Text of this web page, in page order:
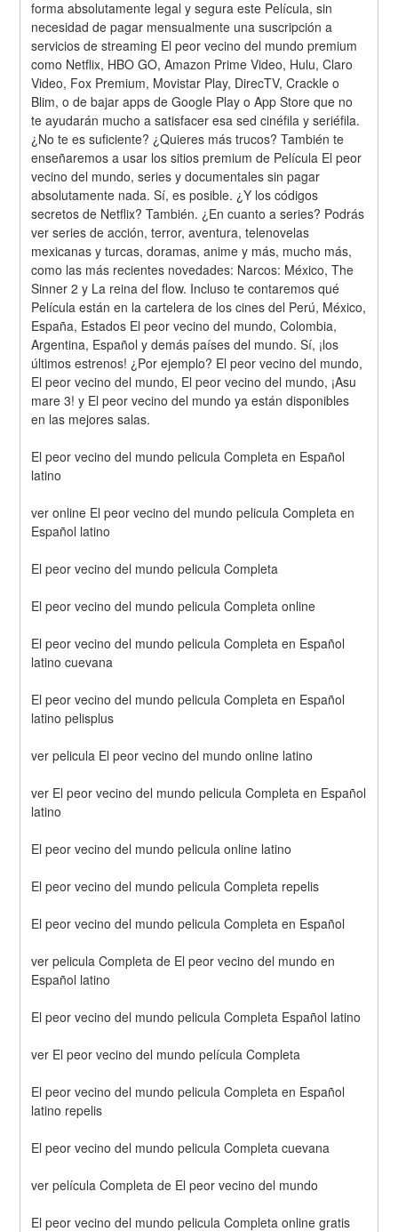
forma absolutamente legal y segura este Película, sin
necesidad de pagar mensualmente una suscripción a
servicios de streaming El peor vecino del mundo premium
como Netflix, HBO GO, Amazon Prime Video, Hulu, Claro
Video, Fox Premium, Movistar Play, DirecTV, Crackle o
Blim, o de bajar apps de Google Play o App Store que no
te ayudarán mucho a satisfacer esa sed cinéfila y seriéfila.
¿No te es suficiente? ¿Quieres más trucos? También te
enseñaremos a usar los sitios premium de Película El peor
vecino del mundo, series y documentales sin pagar
absolutamente nada. Sí, es posible. ¿Y los códigos
secretos de Netflix? También. ¿En cuanto a series? Podrás
ver series de acción, terror, aventura, telenovelas
mexicanas y turcas, doramas, anime y más, mucho más,
como las más recientes novedades: Narcos: México, The
Sinner 2 y La reina del flow. Incluso te contaremos qué
Película están en la cartelera de los cines del Perú, México,
España, Estados El peor vecino del mundo, Colombia,
Argentina, Español y demás países del mundo. Sí, ¡los
últimos estrenos! ¿Por ejemplo? El peor vecino del mundo,
El peor vecino del mundo, El peor vecino del mundo, ¡Asu
mare 3! y El peor vecino del mundo ya están disponibles
en las mejores salas.
El peor vecino del mundo pelicula Completa en Español
latino
ver online El peor vecino del mundo pelicula Completa en
Español latino
El peor vecino del mundo pelicula Completa
El peor vecino del mundo pelicula Completa online
El peor vecino del mundo pelicula Completa en Español
latino cuevana
El peor vecino del mundo pelicula Completa en Español
latino pelisplus
ver pelicula El peor vecino del mundo online latino
ver El peor vecino del mundo pelicula Completa en Español
latino
El peor vecino del mundo pelicula online latino
El peor vecino del mundo pelicula Completa repelis
El peor vecino del mundo pelicula Completa en Español
ver pelicula Completa de El peor vecino del mundo en
Español latino
El peor vecino del mundo pelicula Completa Español latino
ver El peor vecino del mundo película Completa
El peor vecino del mundo pelicula Completa en Español
latino repelis
El peor vecino del mundo pelicula Completa cuevana
ver película Completa de El peor vecino del mundo
El peor vecino del mundo pelicula Completa online gratis